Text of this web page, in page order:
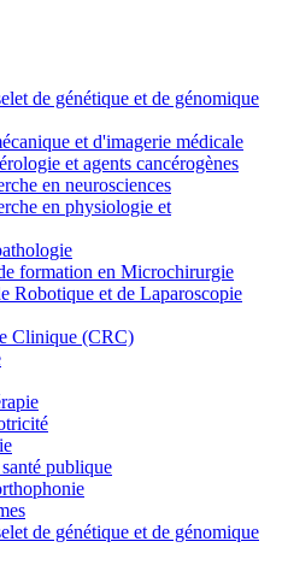
de génétique et de génomique
et d'imagerie médicale
et agents cancérogènes
en neurosciences
en physiologie et
formation en Microchirurgie
Robotique et de Laparoscopie
Clinique (CRC)
publique
de génétique et de génomique